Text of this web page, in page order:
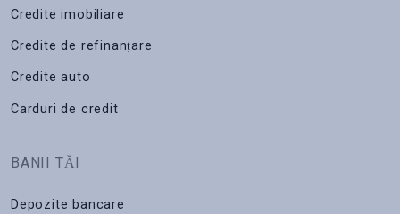
Credite imobiliare
Credite de refinanțare
Credite auto
Carduri de credit
BANII TĂI
Depozite bancare